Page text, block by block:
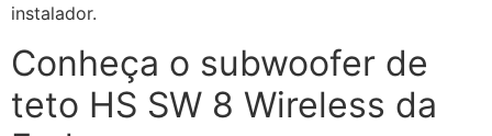
instalador.
Conheça o subwoofer de
teto HS SW 8 Wireless da